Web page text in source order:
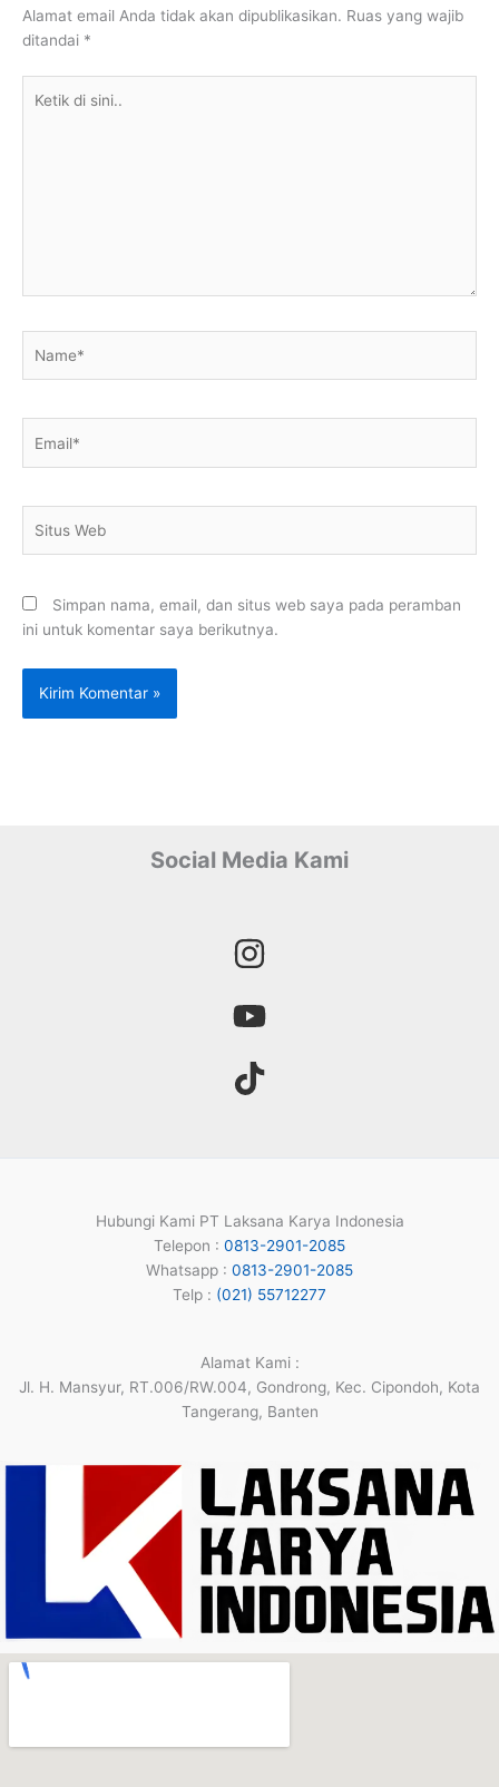
Alamat email Anda tidak akan dipublikasikan. Ruas yang wajib
ditandai *
Web
Simpan nama, email, dan situs web saya pada peramban
ini untuk komentar saya berikutnya.
Social Media Kami
Hubungi Kami PT Laksana Karya Indonesia
Telepon : 0813-2901-2085
Whatsapp : 0813-2901-2085
Telp : (021) 55712277
Alamat Kami :
Jl. H. Mansyur, RT.006/RW.004, Gondrong, Kec. Cipondoh, Kota
Tangerang, Banten